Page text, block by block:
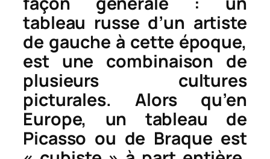
tableau russe d’un artiste
de gauche à cette époque,
est une combinaison de
plusieurs cultures
picturales. Alors qu’en
Europe, un tableau de
Picasso ou de Braque est